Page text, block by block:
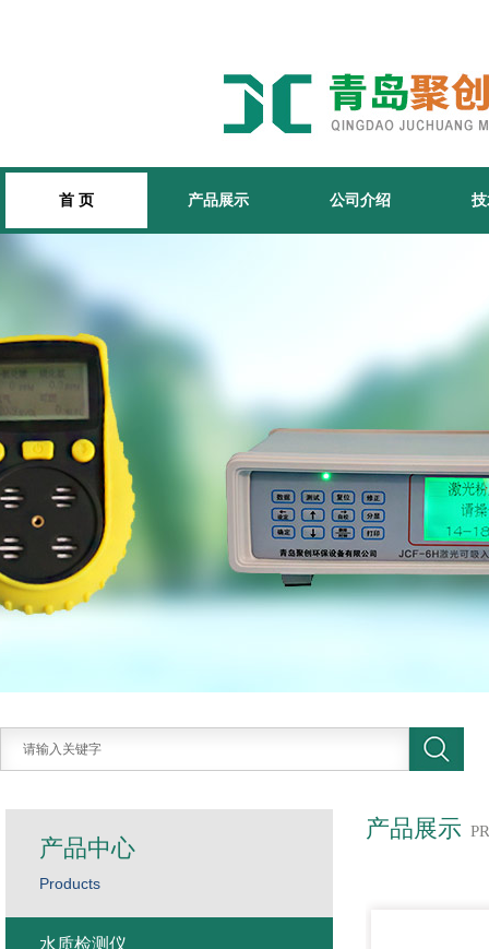
首 页 产品展示 公司介绍
产品展示
产品中心
Products
水质检测仪